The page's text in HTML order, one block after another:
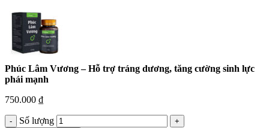
Phúc Lâm Vương – Hỗ trợ tráng dương, tăng cường sinh lực
phái mạnh
750.000 ₫
Số lượng